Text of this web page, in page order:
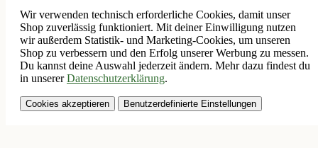
Wir verwenden technisch erforderliche Cookies, damit unser
Shop zuverlässig funktioniert. Mit deiner Einwilligung nutzen
wir außerdem Statistik- und Marketing-Cookies, um unseren
Shop zu verbessern und den Erfolg unserer Werbung zu messen.
Du kannst deine Auswahl jederzeit ändern. Mehr dazu findest du
in unsererDatenschutzerklärung.
Cookies akzeptieren Benutzerdefinierte Einstellungen